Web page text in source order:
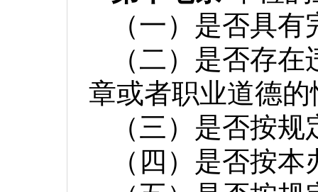
（一）是否具
（二）是否存
章或者职业道德的
（三）是否按
（四）是否按